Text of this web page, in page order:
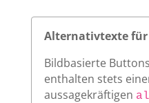
Alternativtexte
Bildbasierte
enthalten stets
aussagekräftigen